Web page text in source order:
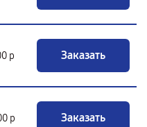
р Заказать
р Заказать